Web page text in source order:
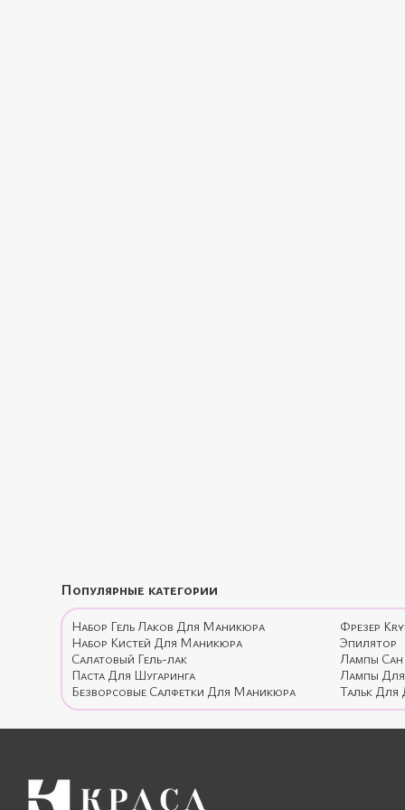
Популярные категории
Набор Гель Лаков Для Маникюра
Фрезер
Набор Кистей Для Маникюра
Эпилятор
Салатовый Гель-лак
Лампы Сан
Паста Для Шугаринга
Лампы
Безворсовые Салфетки Для Маникюра
Тальк Для